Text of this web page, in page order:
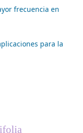
frecuencia en
para la